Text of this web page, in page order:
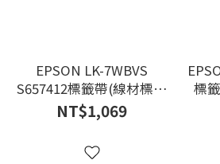
EPSON LK-7WBVS
S657412標籤帶(線材標籤
系列)白底黑字36mm
NT$1,069
標